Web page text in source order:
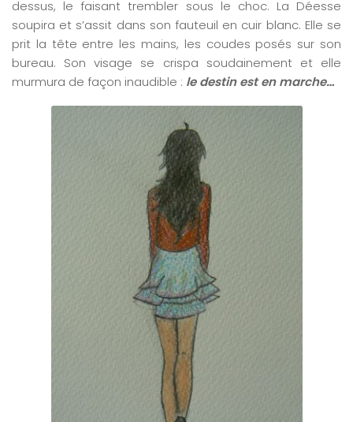
dessus, le faisant trembler sous le choc. La Déesse
soupira et s’assit dans son fauteuil en cuir blanc. Elle se
prit la tête entre les mains, les coudes posés sur son
bureau. Son visage se crispa soudainement et elle
murmura de façon inaudible : le destin est en marche…